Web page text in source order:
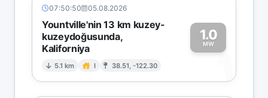
07:50:50 05.08.2026
Yountville'nin 13 km kuzey-
kuzeydoğusunda,
Kaliforniya
5.1 km I 38.51, -122.30
1.0
MW
1